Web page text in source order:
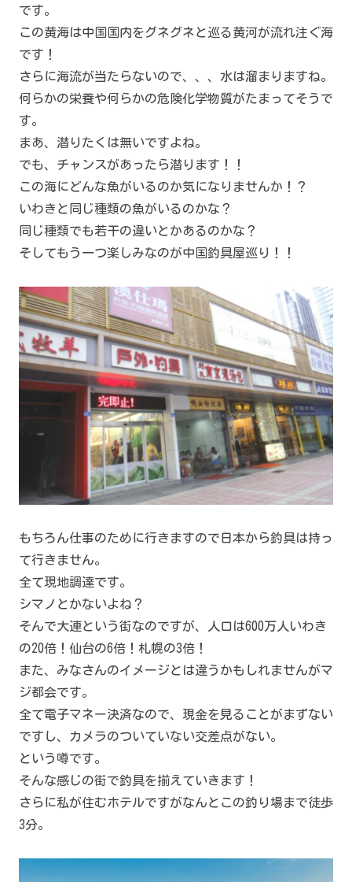
です。
この黄海は中国国内をグネグネと巡る黄河が流れ注ぐ海
です！
さらに海流が当たらないので、、、水は溜まりますね。
何らかの栄養や何らかの危険化学物質がたまってそうで
す。
まあ、潜りたくは無いですよね。
でも、チャンスがあったら潜ります！！
この海にどんな魚がいるのか気になりませんか！？
いわきと同じ種類の魚がいるのかな？
同じ種類でも若干の違いとかあるのかな？
そしてもう一つ楽しみなのが中国釣具屋巡り！！
もちろん仕事のために行きますので日本から釣具は持っ
て行きません。
全て現地調達です。
シマノとかないよね？
そんで大連という街なのですが、人口は600万人いわき
の20倍！仙台の6倍！札幌の3倍！
また、みなさんのイメージとは違うかもしれませんがマ
ジ都会です。
全て電子マネー決済なので、現金を見ることがまずない
ですし、カメラのついていない交差点がない。
という噂です。
そんな感じの街で釣具を揃えていきます！
さらに私が住むホテルですがなんとこの釣り場まで徒歩
3分。